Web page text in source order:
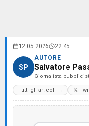
12.05.2026 22:45
SP
AUTORE
Salvatore
Giornalista
Tutti gli articoli → 𝕏